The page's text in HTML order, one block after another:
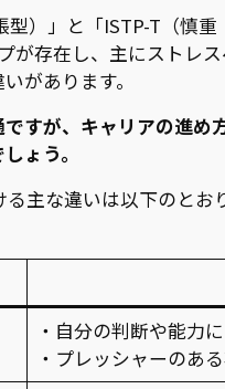
型）」と「ISTP-T（慎重
が存在し、主にストレ
があります。
すが、キャリアの進め
ょう。
る主な違いは以下のとお
・自分の判断や能力
・プレッシャーのあ